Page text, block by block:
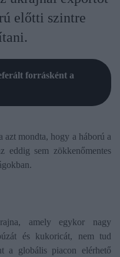
előtti szintre
forrásként a
mondta, hogy a háború a
eddig sem zökkenőmentes
amely egykor nagy
és kukoricát, nem tud
a globális piacon elérhető